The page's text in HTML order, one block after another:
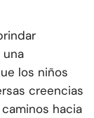
los niños
creencias
hacia